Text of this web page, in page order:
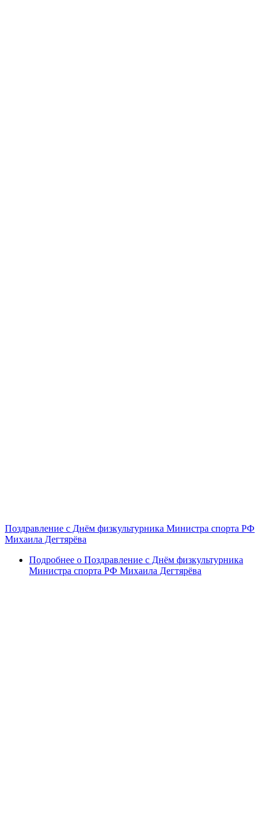
Поздравление с Днём физкультурника Министра спорта РФ
Михаила Дегтярёва
Подробнее о Поздравление с Днём физкультурника
Министра спорта РФ Михаила Дегтярёва